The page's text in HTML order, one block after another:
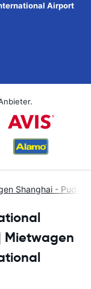
Airport
Shanghai - Pudong
Mietwagen